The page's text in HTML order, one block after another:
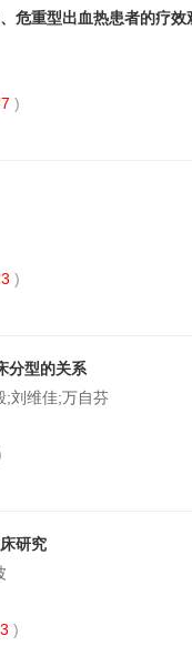
危重型出血热患者的疗效
)
)
分型的关系
;刘维佳;万自芬
研究
)